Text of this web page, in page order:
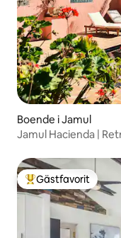
Boende i Jamul
Jamul Hacienda |
Populär gästfavorit
Gästfavorit